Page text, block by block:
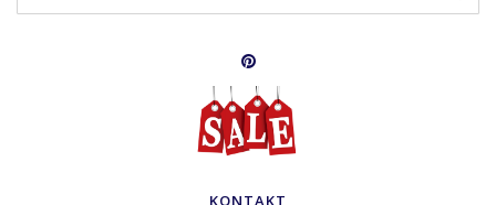
KONTAKT